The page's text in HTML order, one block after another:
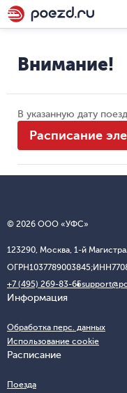
Внимание!
В указанную дату
Расписание
© 2026 ООО «УФС»
123290, Москва, 1-й
ОГРН1037789003845;ИНН
+7 (495) 269-83-65
Информация
Обработка перс. данных
Использование cookie
Расписание
Поезда